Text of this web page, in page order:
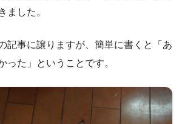
ました。
記事に譲りますが、簡単に書くと「あ
った」ということです。